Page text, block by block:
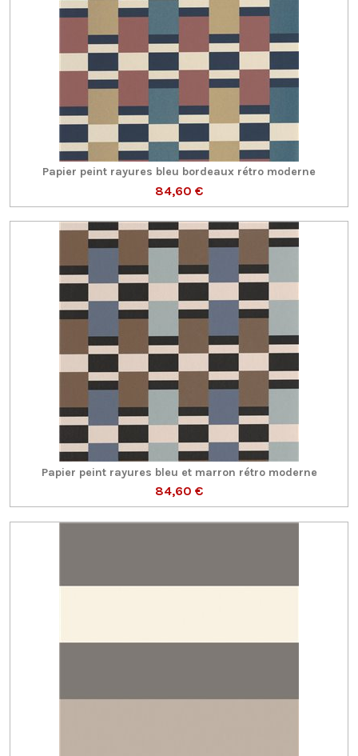
Papier peint rayures bleu bordeaux rétro moderne
84,60 €
Papier peint rayures bleu et marron rétro moderne
84,60 €